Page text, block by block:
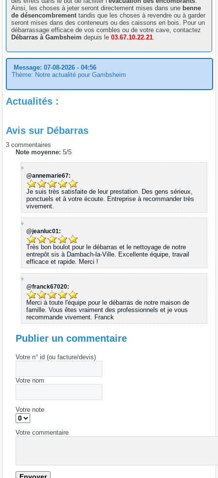
Ainsi, les choses à jeter seront directement mises dans une benne
de désencombrement tandis que les choses à revendre ou à garder
seront mises dans des conteneurs ou des caissons en bois. Pour un
débarrassage efficace de vos combles ou de votre cave, contactez
Débarras à Gambsheimdepuis le03.67.10.22.21
Message: 07-08-2026 - 04:56
Thème: Notre actualité pour Gambsheim
Actualités :
Avis sur Débarras
3 commentaires
Note moyenne:5/5
@annemarie67:
Je suis très satisfaite de leur prestation. Des gens sérieux,
ponctuels et à votre écoute. Entreprise à recommander très
vivement.
@jeanluc01:
Très bon boulot pour le débarras et le nettoyage de notre
entrepôt sis à Dambach-la-Ville. Excellente équipe, travail
efficace et rapide. Merci !
@franck67020:
Merci à toute l'équipe pour le débarras de notre maison de
famille. Vous êtes vraiment des professionnels et je vous
recommande vivement. Franck
Publier un commentaire
Votre n° id (ou facture/devis)
Votre nom
Votre note
Votre commentaire